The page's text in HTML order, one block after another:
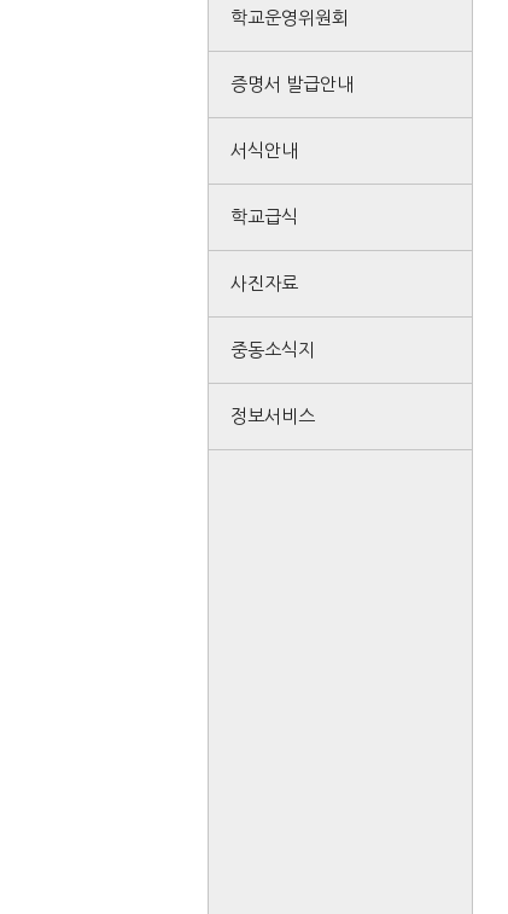
학교운영위원회
증명서 발급안내
서식안내
학교급식
사진자료
중동소식지
정보서비스